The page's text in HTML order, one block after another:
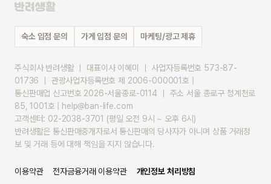
숙소 입점 문의 가게 입점 문의 마케팅/광고 제휴
주식회사 반려생활 ｜ 대표이사 이혜미 ｜ 사업자등록번호 573-87-
01736 ｜ 관광사업자등록번호 제 2006-000001호 |
통신판매업 신고번호 2026-서울종로-0114 ｜ 주소 서울 종로구 청계천로
85, 1001호 | help@ban-life.com
고객센터: 02-2038-3701 (평일 오전 9시 ~ 오후 6시)
반려생활은 통신판매중개자로서 통신판매의 당사자가 아니며 상품 거래정
보 및 거래 등에 대해 책임을 지지 않습니다.
이용약관 전자금융거래 이용약관 개인정보 처리방침